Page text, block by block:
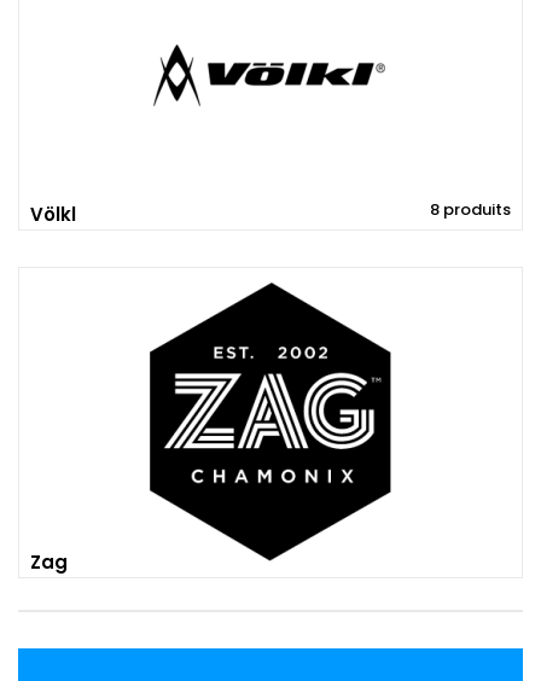
Völkl 8 produits
Zag